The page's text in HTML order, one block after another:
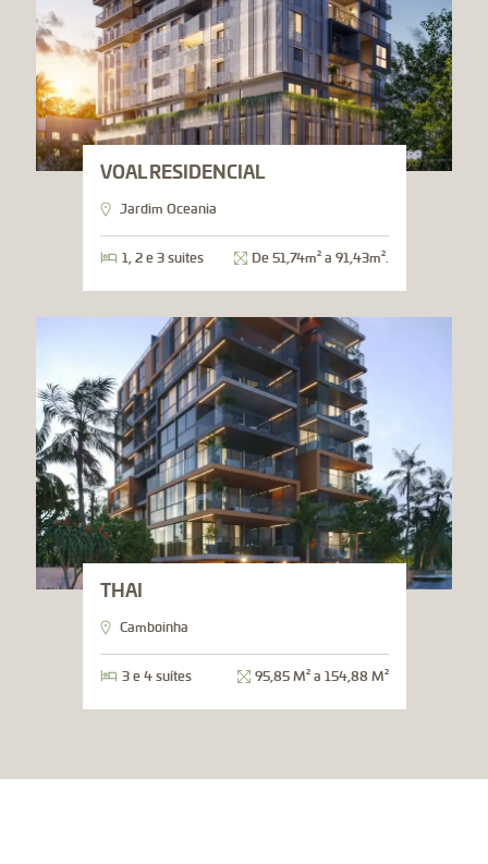
VOAL RESIDENCIAL
Jardim Oceania
1, 2 e 3 suites De 51,74m² a 91,43m².
THAI
Camboinha
3 e 4 suítes 95,85 M² a 154,88 M²